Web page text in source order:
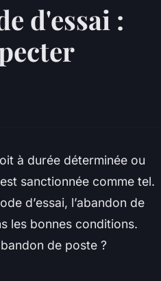
d'essai :
à durée déterminée ou
sanctionnée comme tel.
d’essai, l’abandon de
les bonnes conditions.
de poste ?